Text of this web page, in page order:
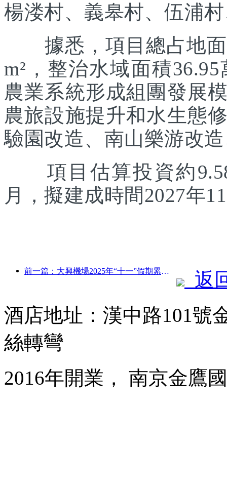
楊溇村、義皋村、伍浦
據悉，項目總占地面
m²，整治水域面積
農業系統形成組團發展
農旅設施提升和水生態
驗園改造、南山樂游改
項目估算投資約9.58
月，擬建成時間2027年
前一篇：大興機場2025年“十一”假期累計運送旅客130萬余人次
返
酒店地址：漢中路101號
絲轉彎
2016年開業， 南京金